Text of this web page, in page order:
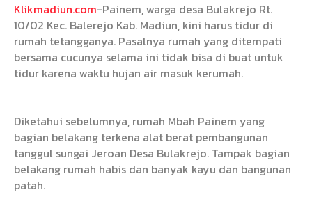
Klikmadiun.com-Painem, warga desa Bulakrejo Rt.
10/02 Kec. Balerejo Kab. Madiun, kini harus tidur di
rumah tetangganya. Pasalnya rumah yang ditempati
bersama cucunya selama ini tidak bisa di buat untuk
tidur karena waktu hujan air masuk kerumah.
Diketahui sebelumnya, rumah Mbah Painem yang
bagian belakang terkena alat berat pembangunan
tanggul sungai Jeroan Desa Bulakrejo. Tampak bagian
belakang rumah habis dan banyak kayu dan bangunan
patah.